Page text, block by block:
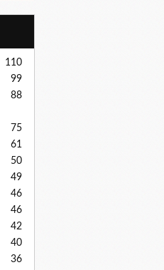
110
99
88
75
61
50
49
46
46
42
40
36